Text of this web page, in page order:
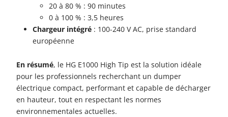
20 à 80 % : 90 minutes
0 à 100 % : 3,5 heures
Chargeur intégré : 100-240 V AC, prise standard
européenne
En résumé, le HG E1000 High Tip est la solution idéale
pour les professionnels recherchant un dumper
électrique compact, performant et capable de décharger
en hauteur, tout en respectant les normes
environnementales actuelles.